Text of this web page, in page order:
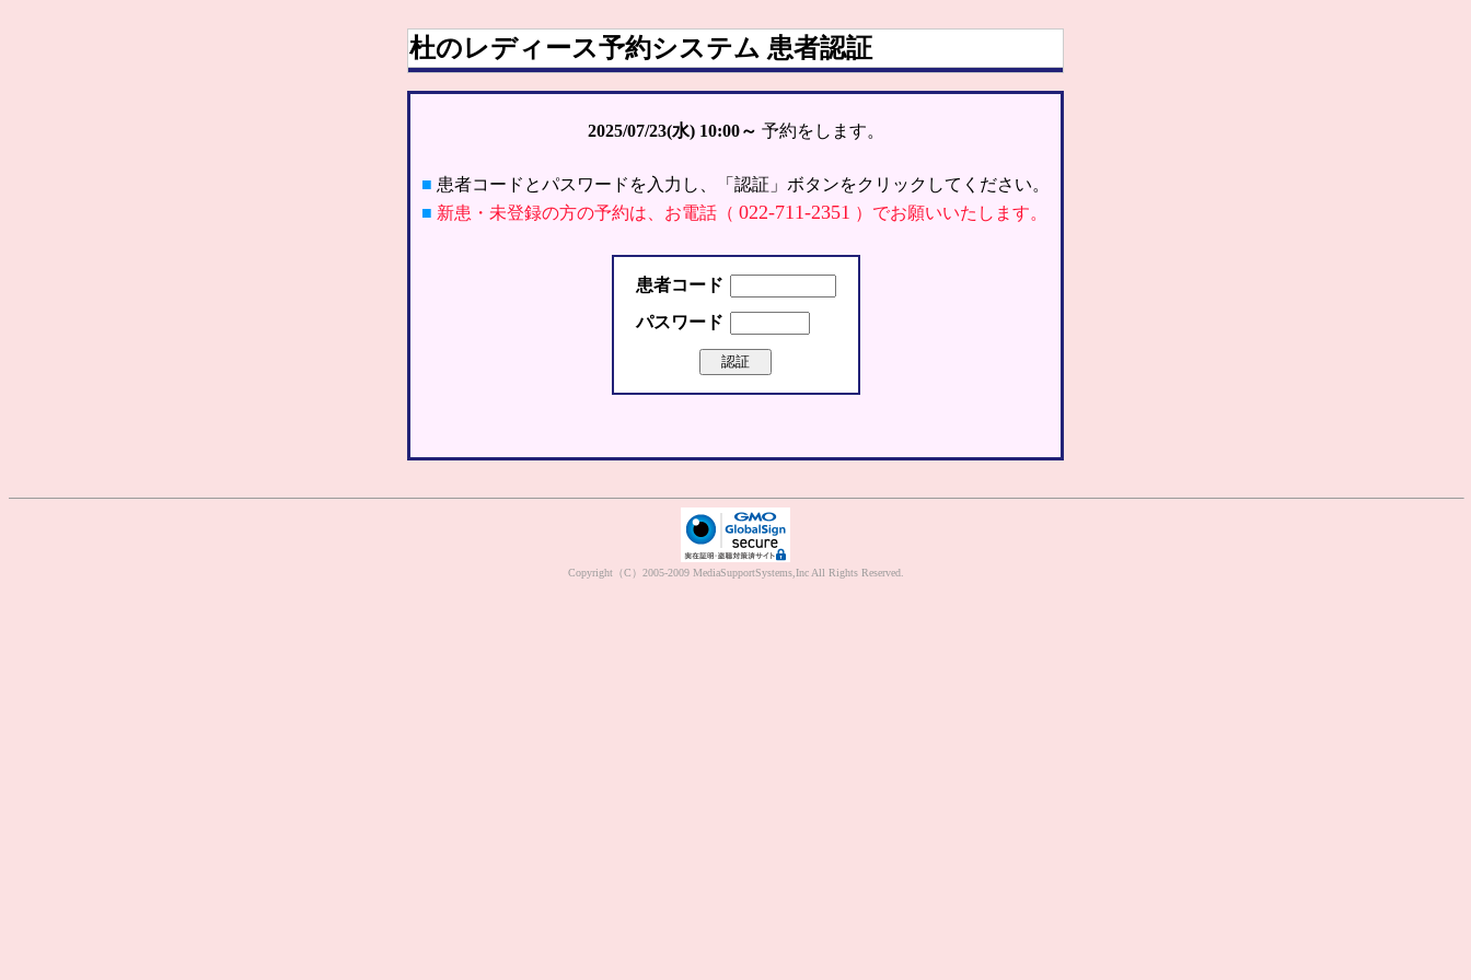
杜のレディース予約システム 患者認証
2025/07/23(水) 10:00～ 予約をします。
■ 患者コードとパスワードを入力し、「認証」ボタンをクリックしてください。
■ 新患・未登録の方の予約は、お電話（ 022-711-2351 ）でお願いいたします。
患者コード
パスワード
Copyright（C）2005-2009 MediaSupportSystems,Inc All Rights Reserved.